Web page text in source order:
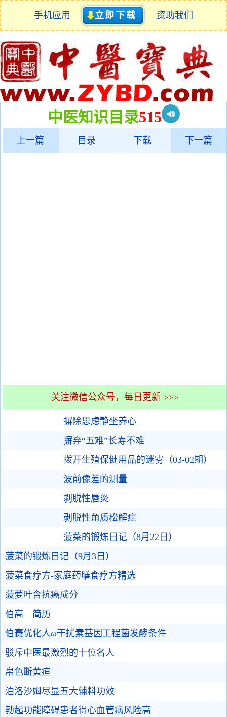
手机应用 立即下载 资助我们
中医知识目录515
上一篇 目录 下载 下一篇
关注微信公众号，每日更新 >>>
摒除思虑静坐养心
摒弃“五难”长寿不难
拨开生殖保健用品的迷雾（03-02期）
波前像差的测量
剥脱性唇炎
剥脱性角质松解症
菠菜的锻炼日记（8月22日）
菠菜的锻炼日记（9月3日）
菠菜食疗方-家庭药膳食疗方精选
菠萝叶含抗癌成分
伯高 简历
伯赛优化人ω干扰素基因工程菌发酵条件
驳斥中医最激烈的十位名人
帛色断黄疸
泊洛沙姆尽显五大辅料功效
勃起功能障碍患者得心血管病风险高